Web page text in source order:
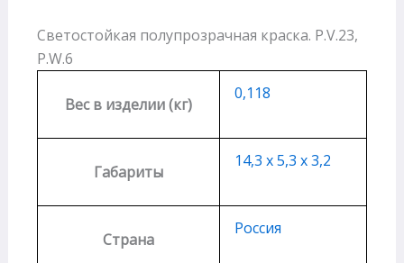
Светостойкая полупрозрачная краска. P.V.23,
P.W.6
Вес в изделии (кг)
0,118
Габариты
14,3 х 5,3 х 3,2
Страна
Россия